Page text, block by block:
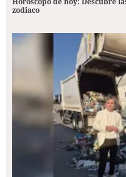
zodiaco